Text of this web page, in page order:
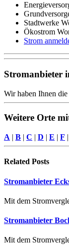
Stadtwerke
Ökostrom
Strom
Stromanbieter
Wir haben Ihnen
Weitere Orte
A | B | C | D | E | F |
Related Posts
Stromanbieter
Mit dem
Stromanbieter
Mit dem